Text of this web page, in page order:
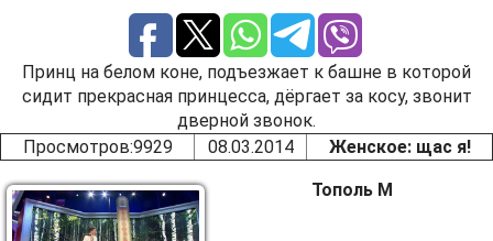
Принц на белом коне, подъезжает к башне в которой
сидит прекрасная принцесса, дёргает за косу, звонит
дверной звонок.
Просмотров:9929 08.03.2014 Женское: щас я!
Тополь М